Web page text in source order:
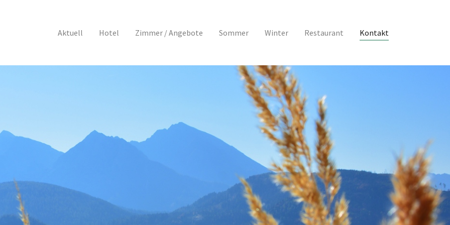
Aktuell Hotel Zimmer / Angebote Sommer Winter Restaurant Kontakt